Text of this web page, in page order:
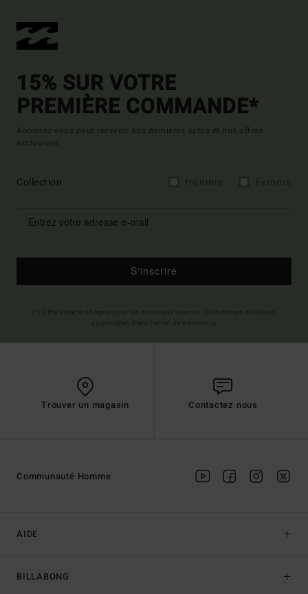
15% SUR VOTRE
PREMIÈRE COMMANDE*
Abonnez-vous pour recevoir nos dernières actus et nos offres
exclusives.
Collection
S'inscrire
Trouver un magasin Contactez nous
AIDE
BILLABONG
Communauté Homme